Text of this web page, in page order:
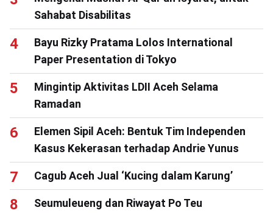
Sahabat Disabilitas
Bayu Rizky Pratama Lolos International
Paper Presentation di Tokyo
Mingintip Aktivitas LDII Aceh Selama
Ramadan
Elemen Sipil Aceh: Bentuk Tim Independen
Kasus Kekerasan terhadap Andrie Yunus
Cagub Aceh Jual ‘Kucing dalam Karung’
Seumuleueng dan Riwayat Po Teu